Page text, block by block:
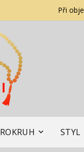
Při
STYL